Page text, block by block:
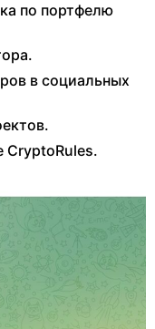
по портфелю
в социальных
CryptoRules.